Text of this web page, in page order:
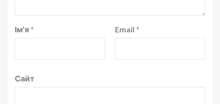
Ім'я * Email *
Сайт